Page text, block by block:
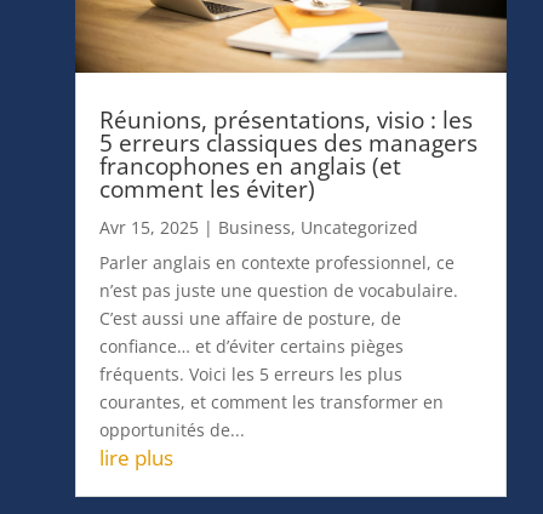
Réunions, présentations, visio : les
francophones en anglais (et
comment les éviter)
Avr 15, 2025|Business,Uncategorized
Parler anglais en contexte professionnel, ce
C’est aussi une affaire de posture, de
confiance… et d’éviter certains pièges
fréquents. Voici les 5 erreurs les plus
courantes, et comment les transformer en
opportunités de...
lire plus